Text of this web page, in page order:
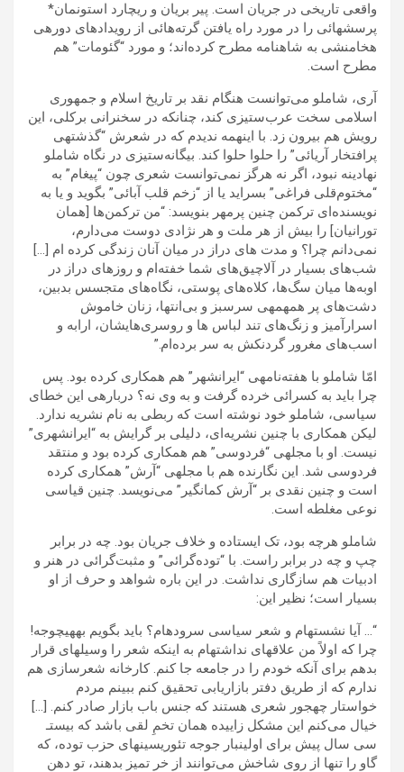
واقعی تاریخی در جریان است. پیر بریان و ریچارد استونمان*
پرسشهائی را در مورد راه یافتن گرته‌هائی از رویدادهای دوره‍ی
هخامنشی به شاهنامه مطرح کرده‌اند؛ و مورد “گئومات” هم
مطرح است.
آری، شاملو می‌توانست هنگام نقد بر تاریخ اسلام و جمهوری
اسلامی سخت عرب‌ستیزی کند، چنانکه در سخنرانی برکلی، این
رویش هم بیرون زد. با اینهمه ندیدم که در شعرش “گذشته‍ی
پرافتخار آریائی” را حلوا حلوا کند. بیگانه‌ستیزی در نگاه شاملو
نهادینه نبود، اگر نه هرگز نمی‌توانست شعری چون “پیغام” به
“مختوم‌قلی فراغی” بسراید یا از “زخم قلب آبائی” بگوید و یا به
نویسنده‌ای ترکمن چنین پرمهر بنویسد: “من ترکمن‌ها [همان
تورانیان] را بیش از هر ملت و هر نژادی دوست می‌دارم،
نمی‌دانم چرا؟ و مدت های دراز در میان آنان زندگی کرده ام […]
شب‌های بسیار در آلاچیق‌های شما خفته‌ام و روزهای دراز در
اوبه‌ها میان سگ‌ها، کلاه‌های پوستی، نگاه‌های متجسس بدبین،
دشت‌های پر همهمه‍ی سرسبز و بی‌انتها، زنان خاموش
اسرارآمیز و زنگ‌های تند لباس ها و روسری‌هایشان، ارابه و
اسب‌های مغرور گردنکش به سر برده‌ام.”
امّا شاملو با هفته‌نامه‍ی “ایرانشهر” هم همکاری کرده بود. پس
چرا باید به کسرائی خرده گرفت و به وی نه؟ درباره‍ی این خطای
سیاسی، شاملو خود نوشته است که ربطی به نام نشریه ندارد.
لیکن همکاری با چنین نشریه‌ای، دلیلی بر گرایش به “ایرانشهری”
نیست. او با مجله‍ی “فردوسی” هم همکاری کرده بود و منتقد
فردوسی شد. این نگارنده هم با مجله‍ی “آرش” همکاری کرده
است و چنین نقدی بر “آرش کمانگیر” می‌نویسد. چنین قیاسی
نوعی مغلطه است.
شاملو هرچه بود، تک ایستاده و خلاف جریان بود. چه در برابر
چپ و چه در برابر راست. با “توده‌گرائی” و مثبت‌گرائی در هنر و
ادبیات هم سازگاری نداشت. در این باره شواهد و حرف از او
بسیار است؛ نظیر این:
“… آیا نشسته‎ام و شعر سیاسی سروده‎ام‎؟ باید بگویم به‎هیچ‎وجه!
چرا که اولاً من علاقه‎ای نداشته‎ام به اینکه شعر را وسیله‎ای قرار
بدهم برای آنکه خودم را در جامعه جا کنم. کارخانه شعرسازی هم
ندارم که از طریق دفتر بازاریابی تحقیق کنم ببینم مردم
خواستار چه‎جور شعری هستند که جنس باب بازار صادر کنم. […]
خیال می‌‎کنم این مشکل زاییده‌‌ همان تخمِ لقی باشد که بیست‎ـ
سی سال پیش برای اولین‎بار جوجه تئوریسین‎های حزب توده، که
گاو را تنها از روی شاخش می‌‎توانند از خر تمیز بدهند، تو دهن